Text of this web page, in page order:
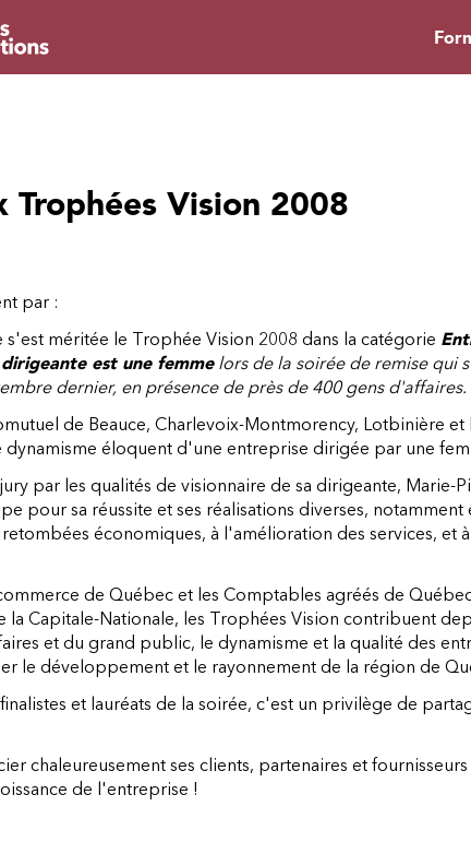
Trophées Vision 2008
par :
méritée le Trophée Vision 2008 dans la catégorie
est une femmelors de la soirée de remise qui
dernier, en présence de près de 400 gens d'affaires.
de Beauce, Charlevoix-Montmorency, Lotbinière et
éloquent d'une entreprise dirigée par une
par les qualités de visionnaire de sa dirigeante, Marie-
pour sa réussite et ses réalisations diverses, notamment
économiques, à l'amélioration des services, et
de Québec et les Comptables agréés de
la Capitale-Nationale, les Trophées Vision contribuent
et du grand public, le dynamisme et la qualité des
le développement et le rayonnement de la région de
et lauréats de la soirée, c'est un privilège de
chaleureusement ses clients, partenaires et
de l'entreprise !